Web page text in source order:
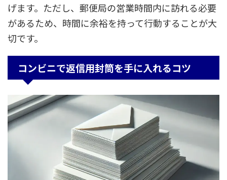
げます。ただし、郵便局の営業時間内に訪れる必要
があるため、時間に余裕を持って行動することが大
切です。
コンビニで返信用封筒を手に入れるコツ